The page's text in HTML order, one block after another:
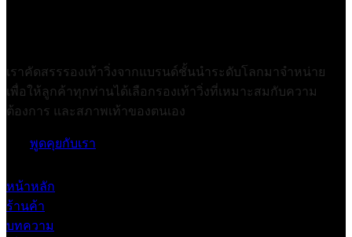
เราคัดสรรรองเท้าวิ่งจากแบรนด์ชั้นนำระดับโลกมาจำหน่าย
เพื่อให้ลูกค้าทุกท่านได้เลือกรองเท้าวิ่งที่เหมาะสมกับความ
ต้องการ และสภาพเท้าของตนเอง
พูดคุยกับเรา
หน้าหลัก
ร้านค้า
บทความ